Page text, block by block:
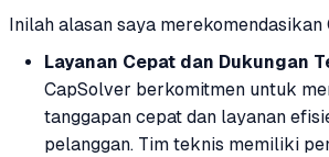
Inilah alasan saya merekomendasikan
Layanan Cepat dan Dukungan
CapSolver berkomitmen untuk
tanggapan cepat dan layanan
pelanggan. Tim teknis memiliki